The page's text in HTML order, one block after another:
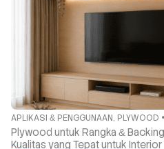
APLIKASI & PENGGUNAAN, PLYWOOD
Plywood untuk Rangka &
Kualitas yang Tepat untuk Interior